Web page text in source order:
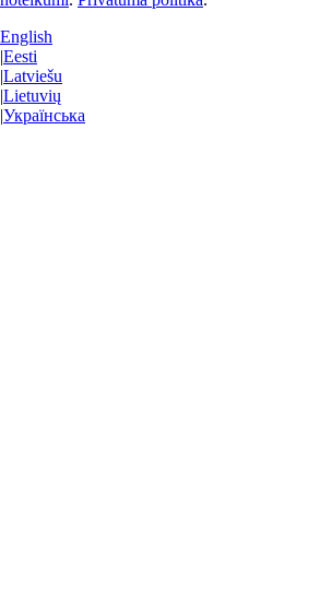
English
|Eesti
|Latviešu
|Lietuvių
|Українська